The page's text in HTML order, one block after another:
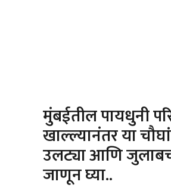
मुंबईतील पायधुनी
खाल्ल्यानंतर या
उलट्या आणि
जाणून घ्या..